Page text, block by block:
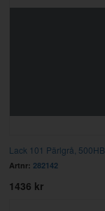
Lack 101 Pärlgrå, 500HB
Artnr: 282142
1436 kr